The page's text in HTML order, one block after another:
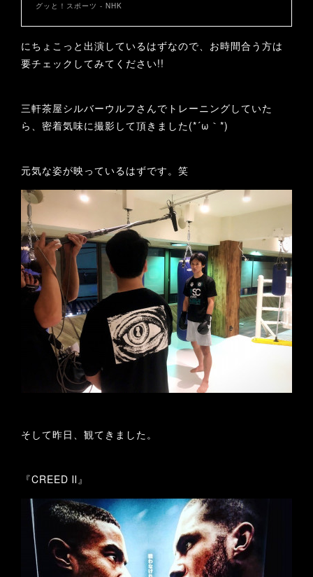
グッと！スポーツ - NHK
にちょこっと出演しているはずなので、お時間合う方は
要チェックしてみてください!!
三軒茶屋シルバーウルフさんでトレーニングしていた
ら、密着気味に撮影して頂きました(*´ω｀*)
元気な姿が映っているはずです。笑
そして昨日、観てきました。
『CREED Ⅱ』